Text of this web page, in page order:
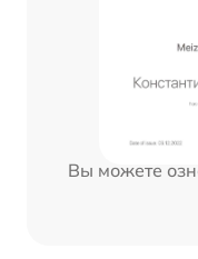
Вы можете